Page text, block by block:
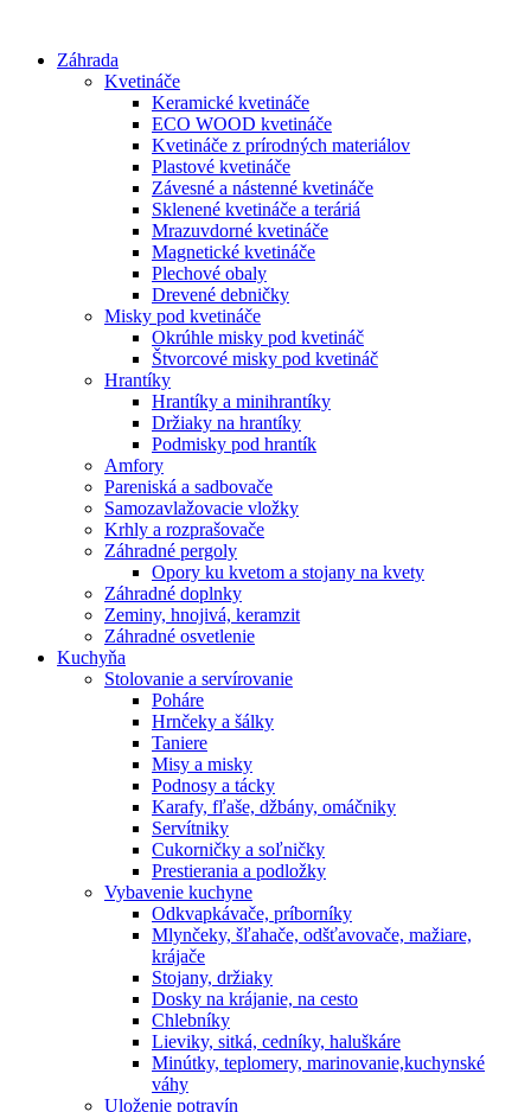
obsah
Záhrada
Kvetináče
Keramické kvetináče
ECO WOOD kvetináče
Kvetináče z prírodných materiálov
Plastové kvetináče
Závesné a nástenné kvetináče
Sklenené kvetináče a teráriá
Mrazuvdorné kvetináče
Magnetické kvetináče
Plechové obaly
Drevené debničky
Misky pod kvetináče
Okrúhle misky pod kvetináč
Štvorcové misky pod kvetináč
Hrantíky
Hrantíky a minihrantíky
Držiaky na hrantíky
Podmisky pod hrantík
Amfory
Pareniská a sadbovače
Samozavlažovacie vložky
Krhly a rozprašovače
Záhradné pergoly
Opory ku kvetom a stojany na kvety
Záhradné doplnky
Zeminy, hnojivá, keramzit
Záhradné osvetlenie
Kuchyňa
Stolovanie a servírovanie
Poháre
Hrnčeky a šálky
Taniere
Misy a misky
Podnosy a tácky
Karafy, fľaše, džbány, omáčniky
Servítniky
Cukorničky a soľničky
Prestierania a podložky
Vybavenie kuchyne
Odkvapkávače, príborníky
Mlynčeky, šľahače, odšťavovače, mažiare,
krájače
Stojany, držiaky
Dosky na krájanie, na cesto
Chlebníky
Lieviky, sitká, cedníky, haluškáre
Minútky, teplomery, marinovanie,kuchynské
váhy
Uloženie potravín